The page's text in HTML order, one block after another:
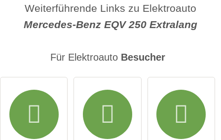
Name
Hiermit akzeptiere ich die
Weiterführende Links zu Elektroauto
Mercedes-Benz EQV 250 Extralang
Für Elektroauto Besucher